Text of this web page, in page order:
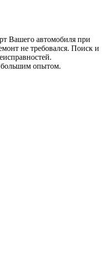
Вашего автомобиля при
не требовался. Поиск и
опытом.